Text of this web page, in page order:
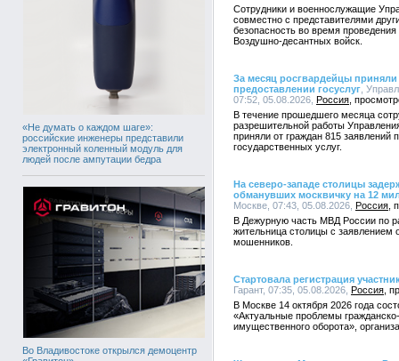
«Не думать о каждом шаге»:
российские инженеры представили
электронный коленный модуль для
людей после ампутации бедра
Во Владивостоке открылся демоцентр
Сотрудники и военнослужащие
совместно с представителями
безопасность во время
Воздушно-десантных войск.
За месяц росгвардейцы приняли
предоставлении госуслуг ,
07:52, 05.08.2026, Россия
В течение прошедшего месяца
разрешительной работы
приняли от граждан 815 заявлений
государственных услуг.
На северо-западе столицы
обманувших москвичку на 12
Москве, 07:43, 05.08.2026, Россия
В Дежурную часть МВД России по
жительница столицы с заявлением
мошенников.
Стартовала регистрация
Гарант, 07:35, 05.08.2026, Россия
В Москве 14 октября 2026 года
«Актуальные проблемы
имущественного оборота»,